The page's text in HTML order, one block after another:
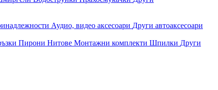
Аудио, видео аксесоари Други автоаксесоари
Пирони Нитове Монтажни комплекти Шпилки Други